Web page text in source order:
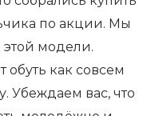
по акции. Мы
модели.
обуть как совсем
Убеждаем вас, что